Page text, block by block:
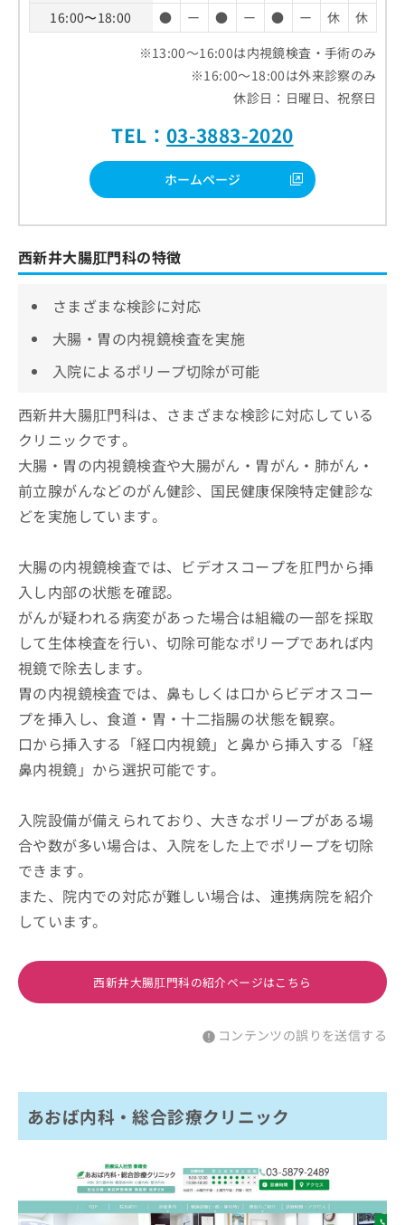
16:00〜18:00
● ー ● ー ● ー 休
休
※13:00～16:00は内視鏡検査・手術のみ
※16:00～18:00は外来診察のみ
休診日：日曜日、祝祭日
TEL： 03-3883-2020
ホームページ
西新井大腸肛門科の特徴
さまざまな検診に対応
大腸・胃の内視鏡検査を実施
入院によるポリープ切除が可能
西新井大腸肛門科は、さまざまな検診に対応している
クリニックです。
大腸・胃の内視鏡検査や大腸がん・胃がん・肺がん・
前立腺がんなどのがん健診、国民健康保険特定健診な
どを実施しています。
大腸の内視鏡検査では、ビデオスコープを肛門から挿
入し内部の状態を確認。
がんが疑われる病変があった場合は組織の一部を採取
して生体検査を行い、切除可能なポリープであれば内
視鏡で除去します。
胃の内視鏡検査では、鼻もしくは口からビデオスコー
プを挿入し、食道・胃・十二指腸の状態を観察。
口から挿入する「経口内視鏡」と鼻から挿入する「経
鼻内視鏡」から選択可能です。
入院設備が備えられており、大きなポリープがある場
合や数が多い場合は、入院をした上でポリープを切除
できます。
また、院内での対応が難しい場合は、連携病院を紹介
しています。
西新井大腸肛門科の紹介ページはこちら
コンテンツの誤りを送信する
あおば内科・総合診療クリニック